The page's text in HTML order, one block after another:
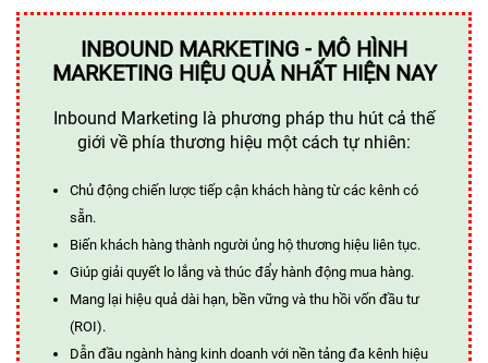
INBOUND MARKETING - MÔ HÌNH
MARKETING HIỆU QUẢ NHẤT HIỆN NAY
Inbound Marketing là phương pháp thu hút cả thế
giới về phía thương hiệu một cách tự nhiên:
Chủ động chiến lược tiếp cận khách hàng từ các kênh có
sẵn.
Biến khách hàng thành người ủng hộ thương hiệu liên tục.
Giúp giải quyết lo lắng và thúc đẩy hành động mua hàng.
Mang lại hiệu quả dài hạn, bền vững và thu hồi vốn đầu tư
(ROI).
Dẫn đầu ngành hàng kinh doanh với nền tảng đa kênh hiệu